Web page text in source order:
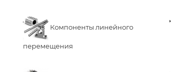
Компоненты линейного
перемещения